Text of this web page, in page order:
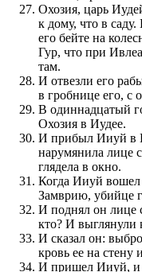
Охозия, царь
к дому, что в
его бейте на
Гур, что при
там.
И отвезли его
в гробнице его, с
В одиннадцатый
Охозия в Иудее.
И прибыл Ииуй в
нарумянила лице
глядела в окно.
Когда Ииуй вошел
Замврию, убийце
И поднял он лице
кто? И выглянули
И сказал он:
кровь ее на стену
И пришел Ииуй, и